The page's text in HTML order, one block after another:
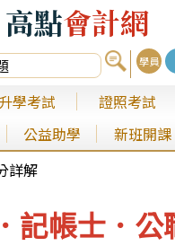
高點會計網
學員
升學考試 證照考試
公益助學 新班開課
詳解
記帳士．公